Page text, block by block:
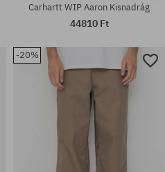
Elérhető méretek:
S; M; L; XL
Carhartt WIP Aaron Kisnadrág
44810 Ft
-20%